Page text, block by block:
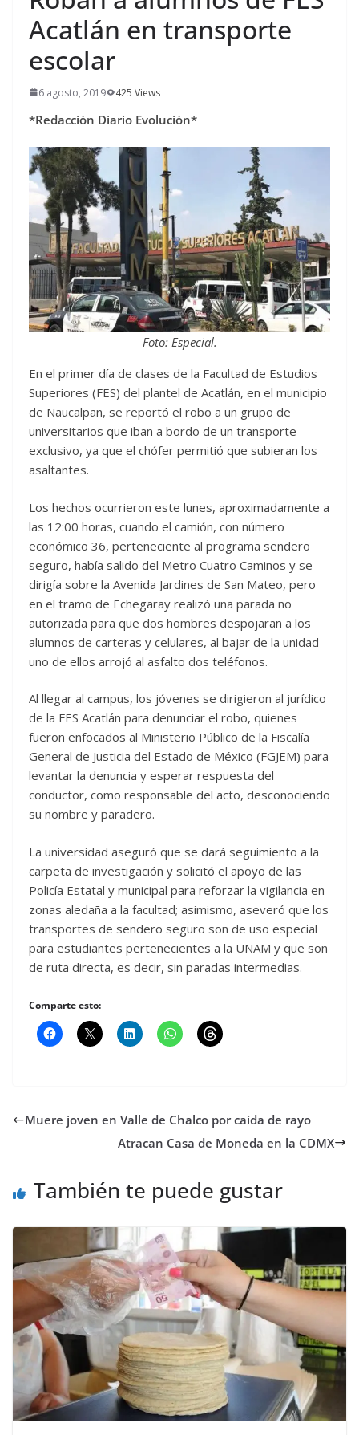
Acatlán en transporte
escolar
6 agosto, 2019 425 Views
*Redacción Diario Evolución*
Foto: Especial.
En el primer día de clases de la Facultad de Estudios
Superiores (FES) del plantel de Acatlán, en el municipio
de Naucalpan, se reportó el robo a un grupo de
universitarios que iban a bordo de un transporte
exclusivo, ya que el chófer permitió que subieran los
asaltantes.
Los hechos ocurrieron este lunes, aproximadamente a
las 12:00 horas, cuando el camión, con número
económico 36, perteneciente al programa sendero
seguro, había salido del Metro Cuatro Caminos y se
dirigía sobre la Avenida Jardines de San Mateo, pero
en el tramo de Echegaray realizó una parada no
autorizada para que dos hombres despojaran a los
alumnos de carteras y celulares, al bajar de la unidad
uno de ellos arrojó al asfalto dos teléfonos.
Al llegar al campus, los jóvenes se dirigieron al jurídico
de la FES Acatlán para denunciar el robo, quienes
fueron enfocados al Ministerio Público de la Fiscalía
General de Justicia del Estado de México (FGJEM) para
levantar la denuncia y esperar respuesta del
conductor, como responsable del acto, desconociendo
su nombre y paradero.
La universidad aseguró que se dará seguimiento a la
carpeta de investigación y solicitó el apoyo de las
Policía Estatal y municipal para reforzar la vigilancia en
zonas aledaña a la facultad; asimismo, aseveró que los
transportes de sendero seguro son de uso especial
para estudiantes pertenecientes a la UNAM y que son
de ruta directa, es decir, sin paradas intermedias.
Comparte esto:
Muere joven en Valle de Chalco por caída de rayo
Atracan Casa de Moneda en la CDMX
También te puede gustar